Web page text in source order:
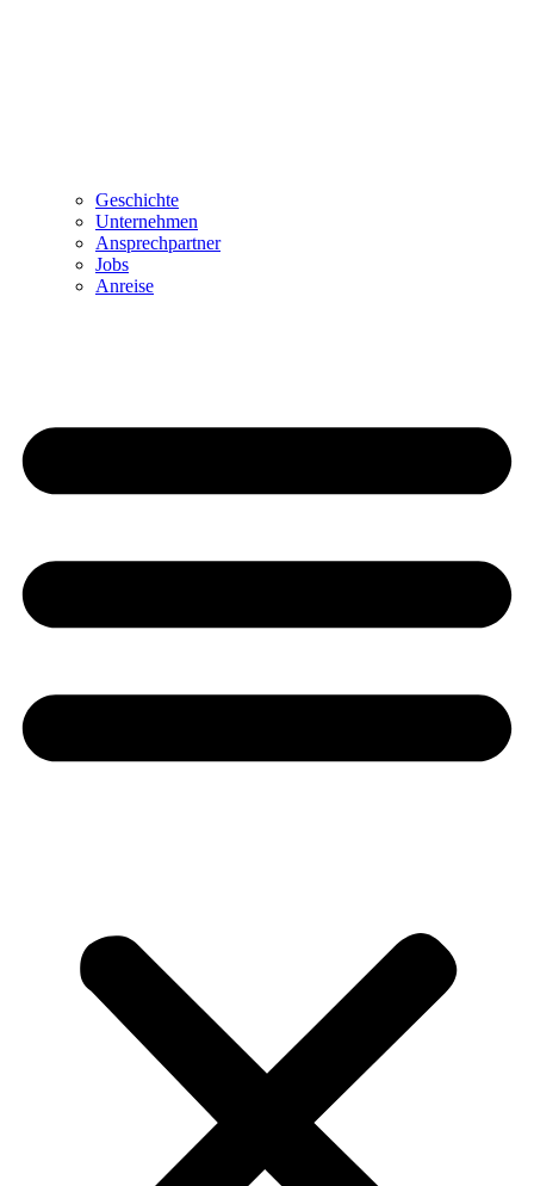
Geschichte
Unternehmen
Ansprechpartner
Jobs
Anreise